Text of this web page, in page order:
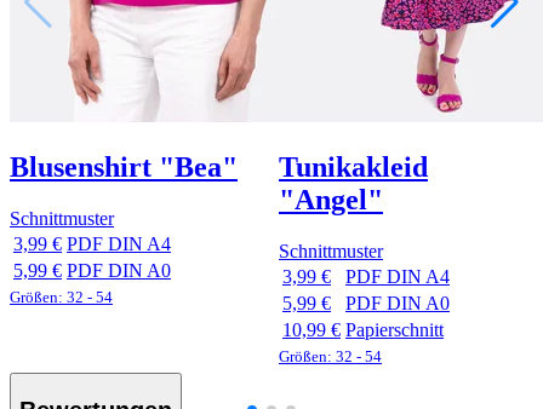
Blusenshirt "Bea"
Schnittmuster
3,99 € PDF DIN A4
5,99 € PDF DIN A0
Größen: 32 - 54
Tunikakleid
"Angel"
Schnittmuster
3,99 €
PDF DIN A4
5,99 €
PDF DIN A0
10,99 € Papierschnitt
Größen: 32 - 54